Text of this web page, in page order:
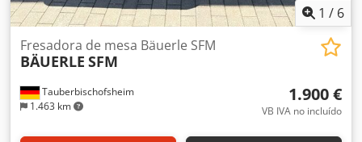
1 / 6
Tauberbischofsheim
1.463 km
Fresadora de mesa Bäuerle SFM
BÄUERLE SFM
1.900 €
VB IVA no incluído